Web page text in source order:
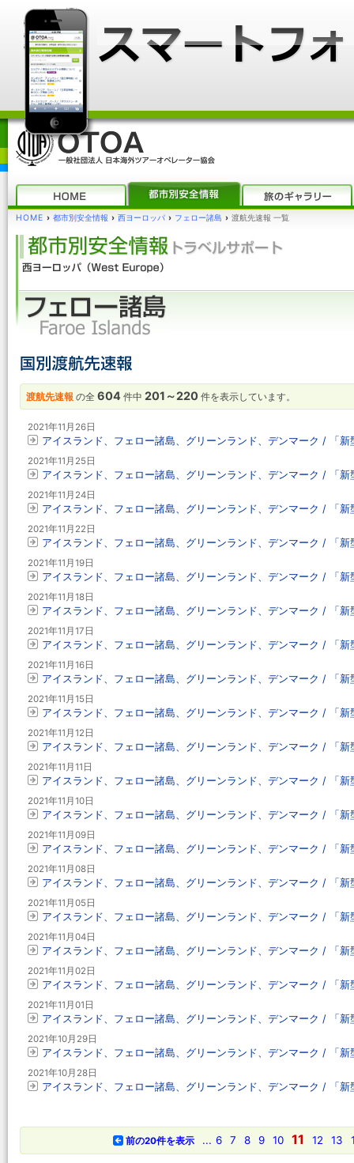
HOME › 都市別安全情報 › 西ヨーロッパ › フェロー諸島 › 渡航先速報 一覧
渡航先速報 の全 604 件中 201～220 件を表示しています。
2021年11月26日
アイスランド、フェロー諸島、グリーンランド、デンマーク / 「
2021年11月25日
アイスランド、フェロー諸島、グリーンランド、デンマーク / 「
2021年11月24日
アイスランド、フェロー諸島、グリーンランド、デンマーク / 「
2021年11月22日
アイスランド、フェロー諸島、グリーンランド、デンマーク / 「
2021年11月19日
アイスランド、フェロー諸島、グリーンランド、デンマーク / 「
2021年11月18日
アイスランド、フェロー諸島、グリーンランド、デンマーク / 「
2021年11月17日
アイスランド、フェロー諸島、グリーンランド、デンマーク / 「
2021年11月16日
アイスランド、フェロー諸島、グリーンランド、デンマーク / 「
2021年11月15日
アイスランド、フェロー諸島、グリーンランド、デンマーク / 「
2021年11月12日
アイスランド、フェロー諸島、グリーンランド、デンマーク / 「
2021年11月11日
アイスランド、フェロー諸島、グリーンランド、デンマーク / 「
2021年11月10日
アイスランド、フェロー諸島、グリーンランド、デンマーク / 「
2021年11月09日
アイスランド、フェロー諸島、グリーンランド、デンマーク / 「
2021年11月08日
アイスランド、フェロー諸島、グリーンランド、デンマーク / 「
2021年11月05日
アイスランド、フェロー諸島、グリーンランド、デンマーク / 「
2021年11月04日
アイスランド、フェロー諸島、グリーンランド、デンマーク / 「
2021年11月02日
アイスランド、フェロー諸島、グリーンランド、デンマーク / 「
2021年11月01日
アイスランド、フェロー諸島、グリーンランド、デンマーク / 「
2021年10月29日
アイスランド、フェロー諸島、グリーンランド、デンマーク / 「
2021年10月28日
アイスランド、フェロー諸島、グリーンランド、デンマーク / 「
前の20件を表示 ... 6 7 8 9 10 11 12 13